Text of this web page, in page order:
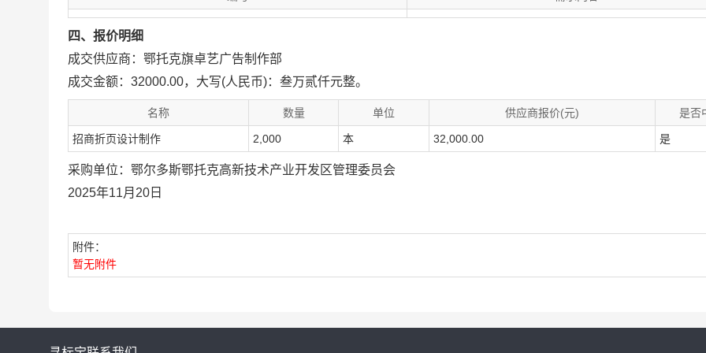
四、报价明细
成交供应商：鄂托克旗卓艺广告制作部
成交金额：32000.00，大写(人民币)：叁万贰仟元整。
名称 数量 单位 供应商报价(元) 是否
招商折页设计制作 2,000 本 32,000.00 是
采购单位：鄂尔多斯鄂托克高新技术产业开发区管理委员会
2025年11月20日
附件：
暂无附件